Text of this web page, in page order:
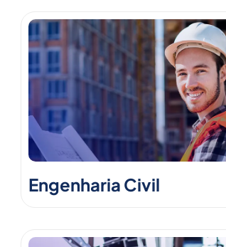
Engenharia Civil